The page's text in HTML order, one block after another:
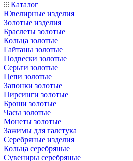
Каталог
Ювелирные изделия
Золотые изделия
Браслеты золотые
Кольца золотые
Гайтаны золотые
Подвески золотые
Серьги золотые
Цепи золотые
Запонки золотые
Пирсинги золотые
Броши золотые
Часы золотые
Монеты золотые
Зажимы для галстука
Серебряные изделия
Кольца серебряные
Сувениры серебряные